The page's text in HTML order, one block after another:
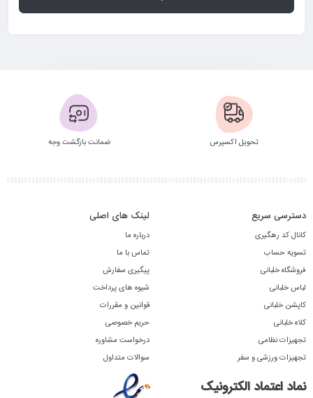
تحویل اکسپرس ضمانت بازگشت وجه
دسترسی سریع
کانال کد رهگیری
تسویه حساب
فروشگاه خلبانی
لباس خلبانی
کاپشن خلبانی
کلاه خلبانی
تجهیزات نظامی
تجهیزات ورزشی و سفر
لینک های اصلی
درباره ما
تماس با ما
پیگیری سفارش
شیوه های پرداخت
قوانین و مقررات
حریم خصوصی
درخواست مشاوره
سوالات متداول
نماد اعتماد الکترونیک